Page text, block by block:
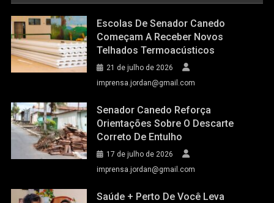
Escolas De Senador Canedo
Começam A Receber Novos
Telhados Termoacústicos
21 de julho de 2026
imprensa.jordan@gmail.com
Senador Canedo Reforça
Orientações Sobre O Descarte
Correto De Entulho
17 de julho de 2026
imprensa.jordan@gmail.com
Saúde + Perto De Você Leva